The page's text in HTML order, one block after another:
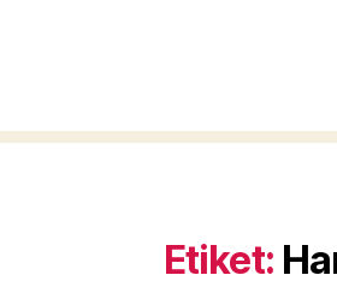
Etiket: